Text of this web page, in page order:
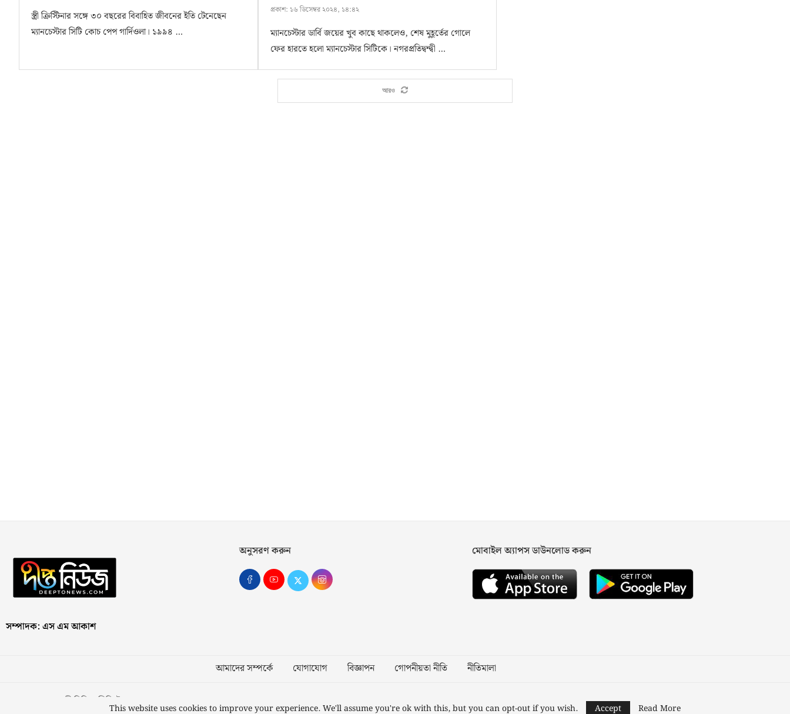
স্ত্রী ক্রিস্টিনার সঙ্গে ৩০ বছরের বিবাহিত জীবনের ইতি টেনেছেন
ম্যানচেস্টার সিটি কোচ পেপ গার্দিওলা। ১৯৯৪ …
প্রকাশ: ১৬ ডিসেম্বর ২০২৪, ১৪:৪২
ম‍্যানচেস্টার ডার্বি জয়ের খুব কাছে থাকলেও, শেষ মুহূর্তের গোলে
ফের হারতে হলো ম্যানচেস্টার সিটিকে। নগরপ্রতিদ্বন্দ্বী …
আরও
সম্পাদক: এস এম আকাশ
অনুসরণ করুন মোবাইল অ্যাপস ডাউনলোড করুন
আমাদের সম্পর্কে যোগাযোগ বিজ্ঞাপন গোপনীয়তা নীতি নীতিমালা
স্বত্ব © ২০২৩ কাজী মিডিয়া লিমিটেড Designed and Developed byNusratech Pte Ltd.
This website uses cookies to improve your experience. We'll assume you're ok with this, but you can opt-out if you wish. Accept Read More